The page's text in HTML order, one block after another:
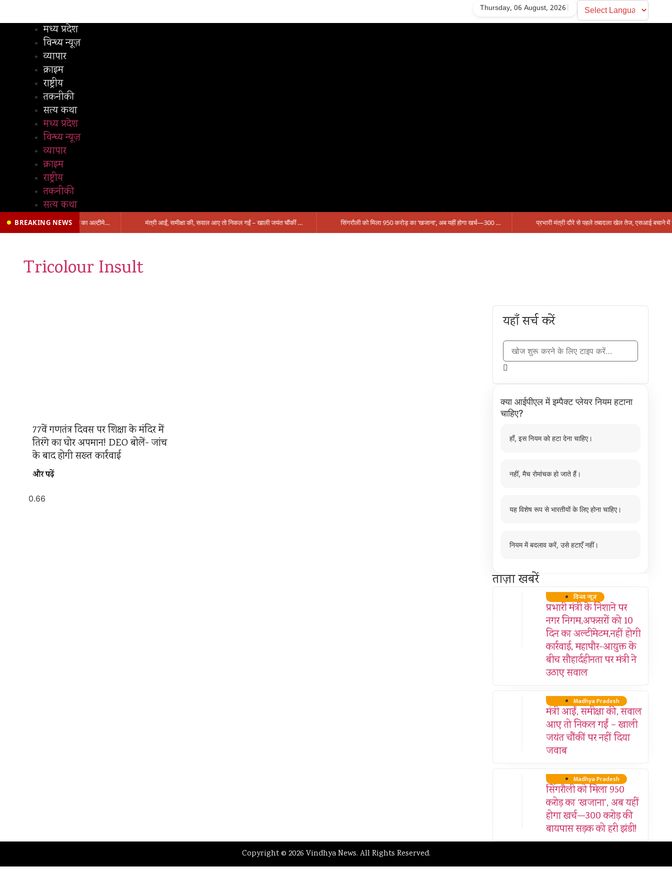
Thursday, 06 August, 2026
मध्य प्रदेश
विन्ध्य न्यूज़
व्यापार
क्राइम
राष्ट्रीय
तकनीकी
सत्य कथा
मध्य प्रदेश
विन्ध्य न्यूज़
व्यापार
क्राइम
राष्ट्रीय
तकनीकी
सत्य कथा
BREAKING NEWS प्रभारी मंत्री के निशाने पर नगर निगम,अफसरों को 10 दिन का अल्टीमेटम,नहीं होगी कार्रवाई, महापौर-आयुक्त के बीच सौहार्दहीनता पर मंत्री ने उठाए सवाल मंत्री आईं, समीक्षा की, सवाल आए तो निकल गईं – खाली जयंत चौंकीं पर नहीं दिया जवाब सिंगरौली को मिला 950 करोड़ का ‘खजाना’, अब यहीं होगा खर्च—300 करोड़ की बायपास सड़क को हरी झंडी!
Tricolour Insult
77वें गणतंत्र दिवस पर शिक्षा के मंदिर में
तिरंगे का घोर अपमान! DEO बोलें- जांच
के बाद होगी सख्त कार्रवाई
और पढ़ें
यहाँ सर्च करें
क्या आईपीएल में इम्पैक्ट प्लेयर नियम हटाना
चाहिए?
हाँ, इस नियम को हटा देना चाहिए।
नहीं, मैच रोमांचक हो जाते हैं।
यह विशेष रूप से भारतीयों के लिए होना चाहिए।
नियम में बदलाव करें, उसे हटाएँ नहीं।
ताज़ा खबरें
विन्ध्य न्यूज़
प्रभारी मंत्री के निशाने पर
नगर निगम,अफसरों को 10
दिन का अल्टीमेटम,नहीं होगी
कार्रवाई, महापौर-आयुक्त के
बीच सौहार्दहीनता पर मंत्री ने
उठाए सवाल
Madhya Pradesh
मंत्री आईं, समीक्षा की, सवाल
आए तो निकल गईं – खाली
जयंत चौंकीं पर नहीं दिया
जवाब
Madhya Pradesh
सिंगरौली को मिला 950
करोड़ का ‘खजाना’, अब यहीं
होगा खर्च—300 करोड़ की
बायपास सड़क को हरी झंडी!
Copyright © 2026 Vindhya News. All Rights Reserved.